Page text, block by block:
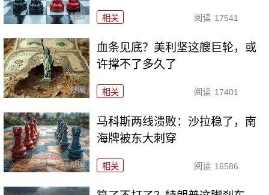
相关 阅读 17541
血条见底？美利坚这艘巨轮，或
许撑不了多久了
相关 阅读 17401
马科斯两线溃败：沙拉稳了，南
海牌被东大刺穿
相关 阅读 16586